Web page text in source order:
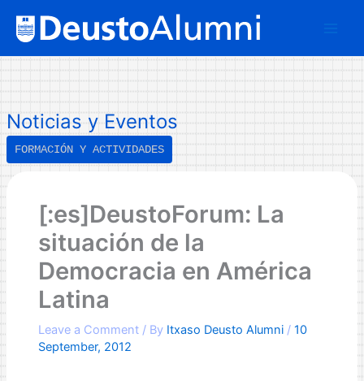
u
s
c
a
r
Noticias y Eventos
FORMACIÓN Y ACTIVIDADES
[:es]DeustoForum: La
situación de la
Democracia en América
Latina
Leave a Comment / By Itxaso Deusto Alumni / 10
September, 2012